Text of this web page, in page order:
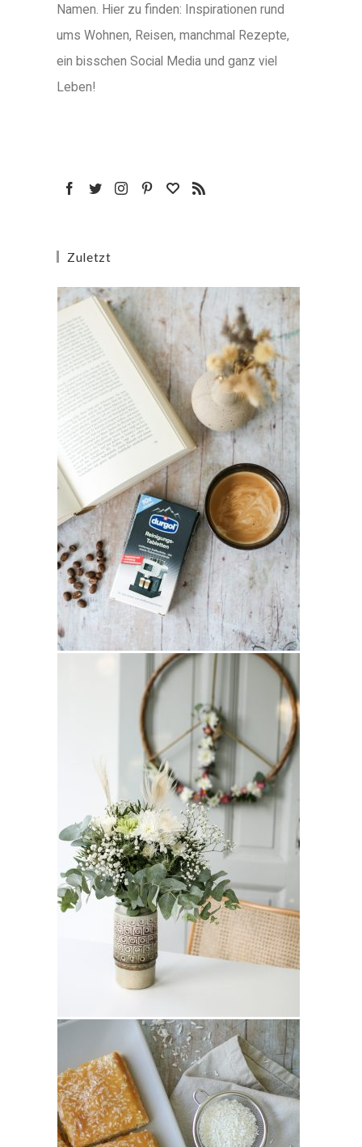
Namen. Hier zu finden: Inspirationen rund
ums Wohnen, Reisen, manchmal Rezepte,
ein bisschen Social Media und ganz viel
Leben!
Zuletzt